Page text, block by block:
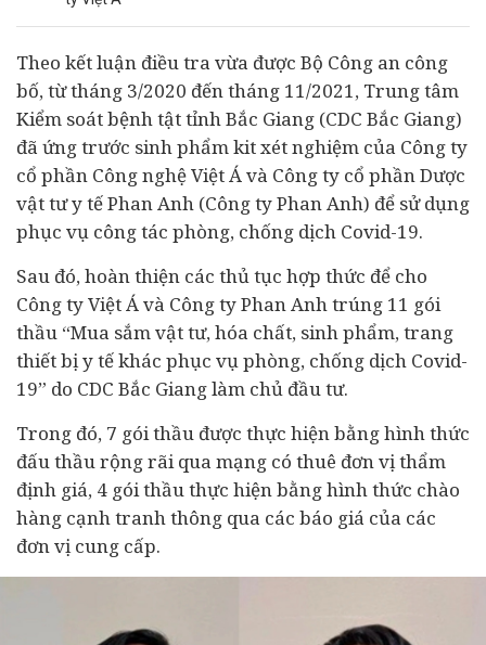
Theo kết luận điều tra vừa được Bộ Công an công
bố, từ tháng 3/2020 đến tháng 11/2021, Trung tâm
Kiểm soát bệnh tật tỉnh Bắc Giang (CDC Bắc Giang)
đã ứng trước sinh phẩm kit xét nghiệm của Công ty
cổ phần Công nghệ Việt Á và Công ty cổ phần Dược
vật tưy tếPhan Anh (Công ty Phan Anh) để sử dụng
phục vụ công tác phòng, chống dịch Covid-19.
Sau đó, hoàn thiện các thủ tục hợp thức để cho
Công ty Việt Á và Công ty Phan Anh trúng 11 gói
thầu “Mua sắm vật tư, hóa chất, sinh phẩm, trang
thiết bị y tế khác phục vụ phòng, chống dịch Covid-
19” do CDC Bắc Giang làm chủ đầu tư.
Trong đó, 7 gói thầu được thực hiện bằng hình thức
đấu thầu rộng rãi qua mạng có thuê đơn vị thẩm
định giá, 4 gói thầu thực hiện bằng hình thức chào
hàng cạnh tranh thông qua các báo giá của các
đơn vị cung cấp.